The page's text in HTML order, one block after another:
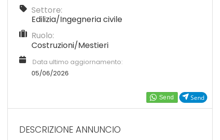
lavoro
il
CV
Login
Lingua
EN
Send
Settore:
Edilizia/Ingegneria civile
Ruolo:
Costruzioni/Mestieri
Data ultimo aggiornamento:
05/06/2026
DESCRIZIONE ANNUNCIO